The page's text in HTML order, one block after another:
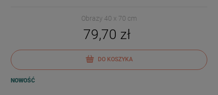
Obrazy 40 x 70 cm
79,70 zł
DO KOSZYKA
NOWOŚĆ